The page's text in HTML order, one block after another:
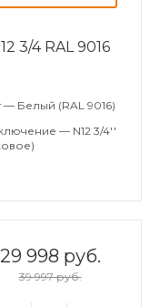
3/4 RAL 9016
— Белый (RAL 9016)
— N12 3/4''
29 998 руб.
39 997 руб.